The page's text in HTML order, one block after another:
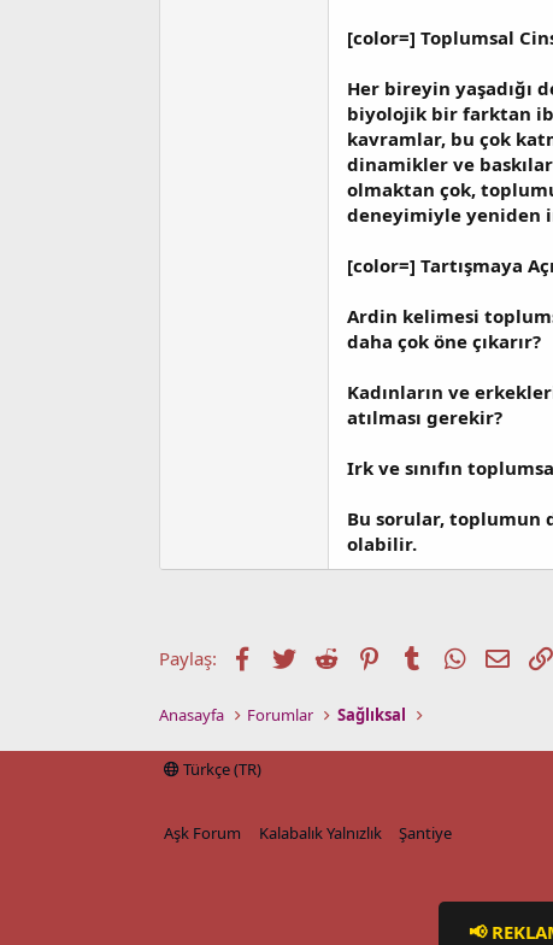
[color=] Toplumsal
Her bireyin yaşadığı
biyolojik bir farktan
kavramlar, bu çok
dinamikler ve
olmaktan çok,
deneyimiyle yeniden
[color=] Tartışmaya
Ardin kelimesi
daha çok öne çıkarır?
Kadınların ve
atılması gerekir?
Irk ve sınıfın
Bu sorular, toplumun
olabilir.
Paylaş: Facebook
TwitterReddit PinterestTumblrWhatsApp
E-
Anasayfa Forumlar Sağlıksal
Türkçe (TR)
Aşk Forum Kalabalık Yalnızlık Şantiye
📢